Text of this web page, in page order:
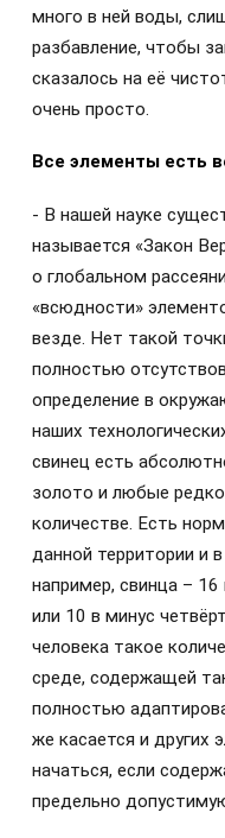
много в ней воды,
разбавление, чтобы
сказалось на её
очень просто.
Все элементы есть
- В нашей науке
называется «Закон
о глобальном
«всюдности»
везде. Нет такой
полностью
определение в
наших
свинец есть
золото и любые
количестве. Есть
данной территории и
например, свинца –
или 10 в минус
человека такое
среде, содержащей
полностью
же касается и других
начаться, если
предельно